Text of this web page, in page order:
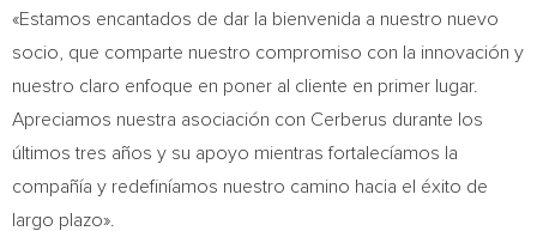
«Estamos encantados de dar la bienvenida a nuestro nuevo
socio, que comparte nuestro compromiso con la innovación y
nuestro claro enfoque en poner al cliente en primer lugar.
Apreciamos nuestra asociación con Cerberus durante los
últimos tres años y su apoyo mientras fortalecíamos la
compañía y redefiníamos nuestro camino hacia el éxito de
largo plazo».